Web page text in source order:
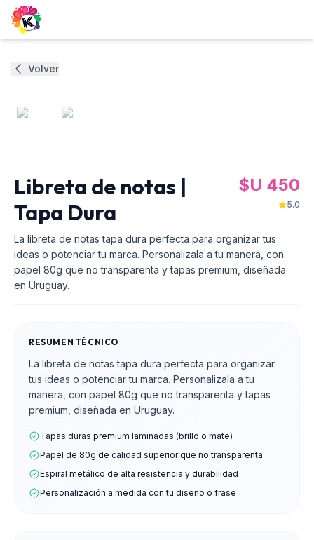
Volver
Libreta de notas |
Tapa Dura
$U 450
5.0
La libreta de notas tapa dura perfecta para organizar tus
ideas o potenciar tu marca. Personalizala a tu manera, con
papel 80g que no transparenta y tapas premium, diseñada
en Uruguay.
RESUMEN TÉCNICO
La libreta de notas tapa dura perfecta para organizar
tus ideas o potenciar tu marca. Personalizala a tu
manera, con papel 80g que no transparenta y tapas
premium, diseñada en Uruguay.
Tapas duras premium laminadas (brillo o mate)
Papel de 80g de calidad superior que no transparenta
Espiral metálico de alta resistencia y durabilidad
Personalización a medida con tu diseño o frase